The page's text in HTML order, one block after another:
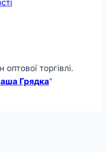
торгівлі.
Грядка"